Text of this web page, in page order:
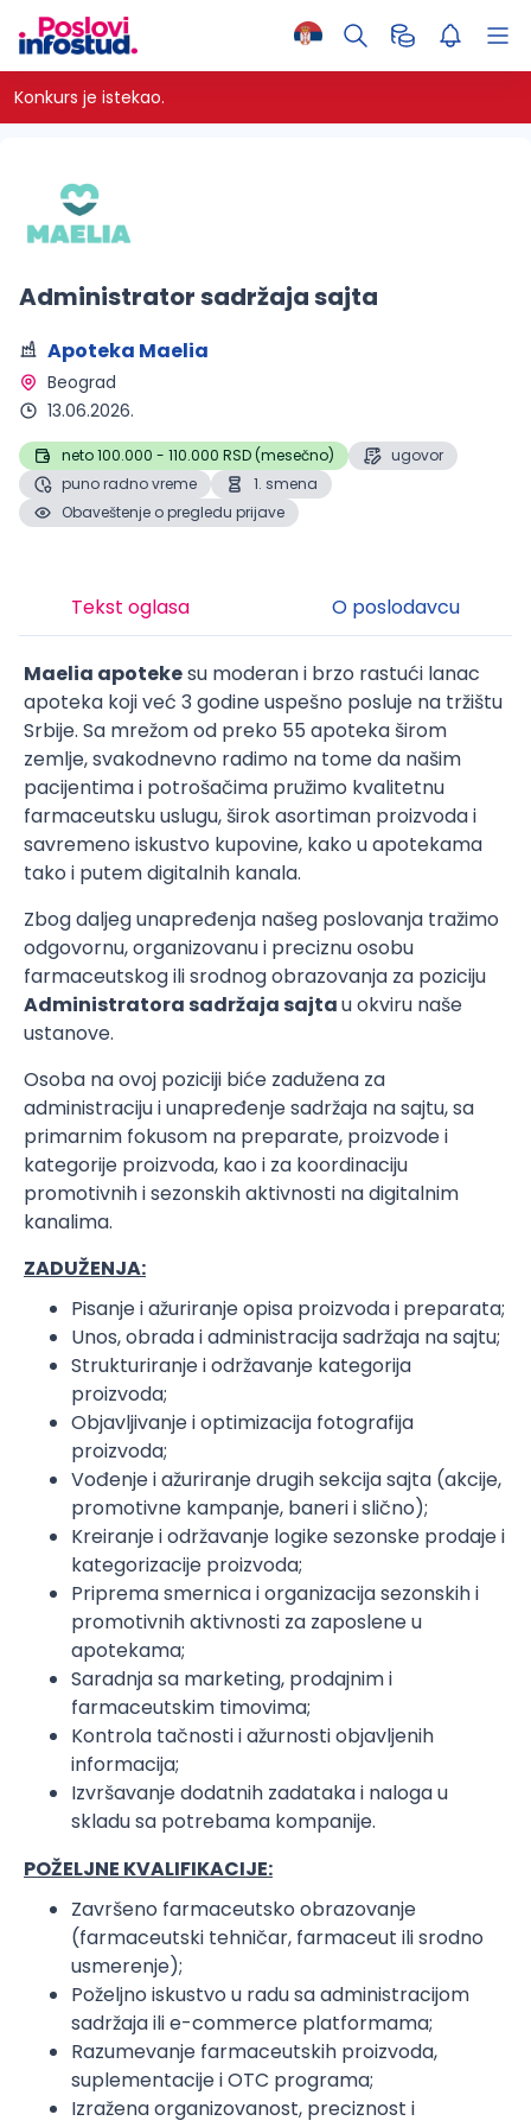
Konkurs je istekao.
Administrator sadržaja sajta
Apoteka Maelia
Beograd
13.06.2026.
neto 100.000 - 110.000 RSD (mesečno)
ugovor
puno radno vreme
1. smena
Obaveštenje o pregledu prijave
Tekst oglasa O poslodavcu
Maelia apotekesu moderan i brzo rastući lanac
apoteka koji već 3 godine uspešno posluje na tržištu
Srbije. Sa mrežom od preko 55 apoteka širom
zemlje, svakodnevno radimo na tome da našim
pacijentima i potrošačima pružimo kvalitetnu
farmaceutsku uslugu, širok asortiman proizvoda i
savremeno iskustvo kupovine, kako u apotekama
tako i putem digitalnih kanala.
Zbog daljeg unapređenja našeg poslovanja tražimo
odgovornu, organizovanu i preciznu osobu
farmaceutskog ili srodnog obrazovanja za poziciju
Administratora sadržaja sajtau okviru naše
ustanove.
Osoba na ovoj poziciji biće zadužena za
administraciju i unapređenje sadržaja na sajtu, sa
primarnim fokusom na preparate, proizvode i
kategorije proizvoda, kao i za koordinaciju
promotivnih i sezonskih aktivnosti na digitalnim
kanalima.
ZADUŽENJA:
Pisanje i ažuriranje opisa proizvoda i preparata;
Unos, obrada i administracija sadržaja na sajtu;
Strukturiranje i održavanje kategorija
proizvoda;
Objavljivanje i optimizacija fotografija
proizvoda;
Vođenje i ažuriranje drugih sekcija sajta (akcije,
promotivne kampanje, baneri i slično);
Kreiranje i održavanje logike sezonske prodaje i
kategorizacije proizvoda;
Priprema smernica i organizacija sezonskih i
promotivnih aktivnosti za zaposlene u
apotekama;
Saradnja sa marketing, prodajnim i
farmaceutskim timovima;
Kontrola tačnosti i ažurnosti objavljenih
informacija;
Izvršavanje dodatnih zadataka i naloga u
skladu sa potrebama kompanije.
POŽELJNE KVALIFIKACIJE:
Završeno farmaceutsko obrazovanje
(farmaceutski tehničar, farmaceut ili srodno
usmerenje);
Poželjno iskustvo u radu sa administracijom
sadržaja ili e-commerce platformama;
Razumevanje farmaceutskih proizvoda,
suplementacije i OTC programa;
Izražena organizovanost, preciznost i